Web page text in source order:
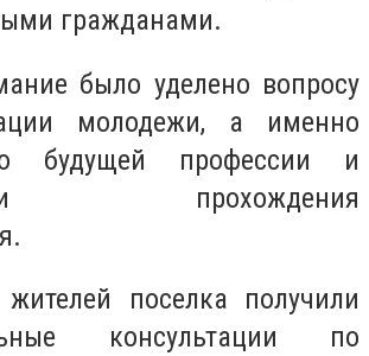
гражданами.
было уделено вопросу
молодежи, а именно
будущей профессии и
прохождения
поселка получили
консультации по